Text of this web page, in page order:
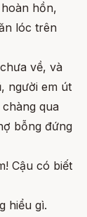
hồn,
lóc trên
về, và
người em út
qua
bỗng đứng
Cậu có biết
hiểu gì.